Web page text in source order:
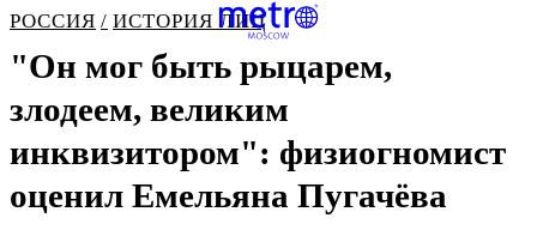
РОССИЯ ИСТОРИЯ ЛИЦ
"Он мог быть рыцарем,
злодеем, великим
инквизитором": физиогномист
оценил Емельяна Пугачёва